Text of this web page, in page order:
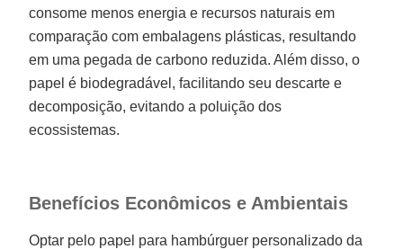
consome menos energia e recursos naturais em
comparação com embalagens plásticas, resultando
em uma pegada de carbono reduzida. Além disso, o
papel é biodegradável, facilitando seu descarte e
decomposição, evitando a poluição dos
ecossistemas.
Benefícios Econômicos e Ambientais
Optar pelo papel para hambúrguer personalizado da